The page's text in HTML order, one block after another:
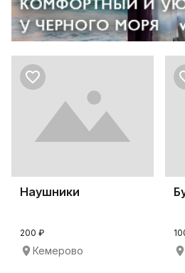
Наушники
200 ₽
Кемерово